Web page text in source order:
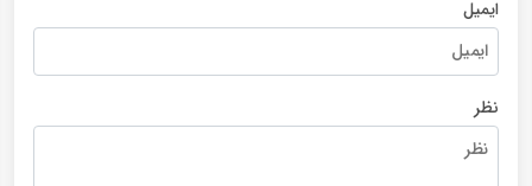
ایمیل
نظر